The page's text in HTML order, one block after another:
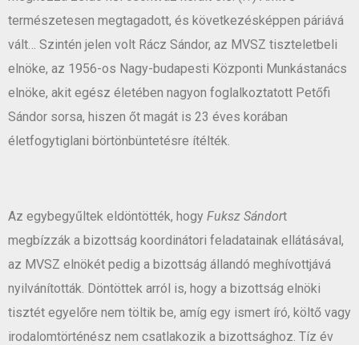
természetesen megtagadott, és következésképpen páriává
vált… Szintén jelen volt Rácz Sándor, az MVSZ tiszteletbeli
elnöke, az 1956-os Nagy-budapesti Központi Munkástanács
elnöke, akit egész életében nagyon foglalkoztatott Petőfi
Sándor sorsa, hiszen őt magát is 23 éves korában
életfogytiglani börtönbüntetésre ítélték.
Az egybegyűltek eldöntötték, hogy Fuksz Sándort
megbízzák a bizottság koordinátori feladatainak ellátásával,
az MVSZ elnökét pedig a bizottság állandó meghívottjává
nyilvánították. Döntöttek arról is, hogy a bizottság elnöki
tisztét egyelőre nem töltik be, amíg egy ismert író, költő vagy
irodalomtörténész nem csatlakozik a bizottsághoz. Tíz év